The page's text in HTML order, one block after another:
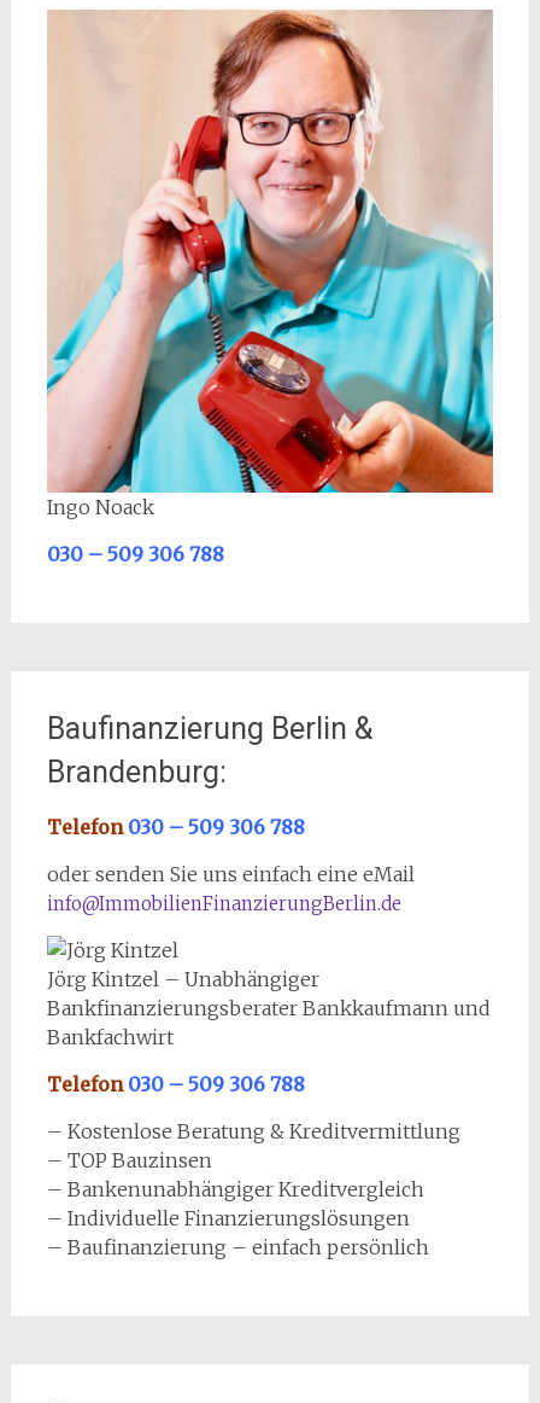
Ingo Noack
030 – 509 306 788
Baufinanzierung Berlin &
Brandenburg:
Telefon 030 – 509 306 788
oder senden Sie uns einfach eine eMail
info@ImmobilienFinanzierungBerlin.de
Jörg Kintzel – Unabhängiger
Bankfinanzierungsberater Bankkaufmann und
Bankfachwirt
Telefon 030 – 509 306 788
– Kostenlose Beratung & Kreditvermittlung
– TOP Bauzinsen
– Bankenunabhängiger Kreditvergleich
– Individuelle Finanzierungslösungen
– Baufinanzierung – einfach persönlich